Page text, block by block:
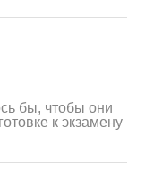
бы, чтобы они
к экзамену